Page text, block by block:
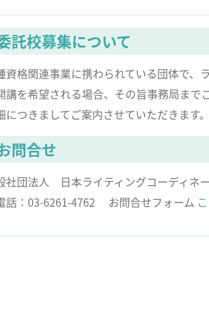
託校募集について
資格関連事業に携わられている団体で、
講を希望される場合、その旨事務局まで
につきましてご案内させていただきます。
問合せ
社団法人 日本ライティングコーディネ
話：03-6261-4762 お問合せフォーム